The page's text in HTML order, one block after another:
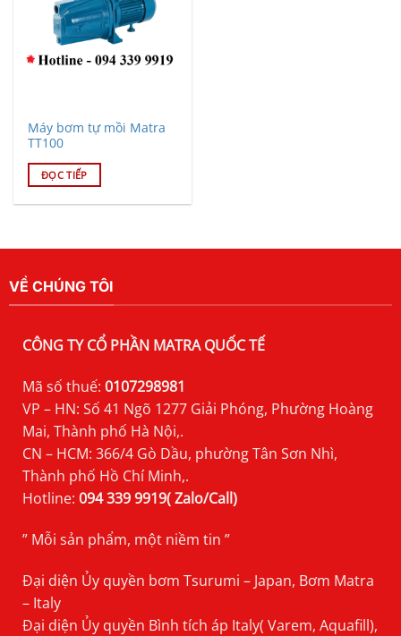
Máy bơm tự mồi Matra
TT100
ĐỌC TIẾP
VỀ CHÚNG TÔI
CÔNG TY CỔ PHẦN MATRA QUỐC TẾ
Mã số thuế: 0107298981
VP – HN: Số 41 Ngõ 1277 Giải Phóng, Phường Hoàng
Mai, Thành phố Hà Nội,.
CN – HCM: 366/4 Gò Dầu, phường Tân Sơn Nhì,
Thành phố Hồ Chí Minh,.
Hotline: 094 339 9919( Zalo/Call)
” Mỗi sản phẩm, một niềm tin ”
Đại diện Ủy quyền bơm Tsurumi – Japan, Bơm Matra
– Italy
Đại diện Ủy quyền Bình tích áp Italy( Varem, Aquafill),